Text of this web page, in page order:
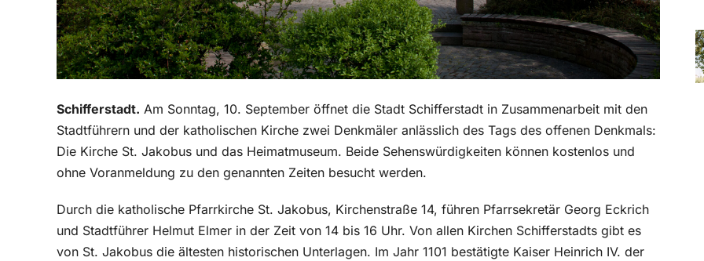
Schifferstadt. Am Sonntag, 10. September öffnet die Stadt Schifferstadt in Zusammenarbeit mit den
Stadtführern und der katholischen Kirche zwei Denkmäler anlässlich des Tags des offenen Denkmals:
Die Kirche St. Jakobus und das Heimatmuseum. Beide Sehenswürdigkeiten können kostenlos und
ohne Voranmeldung zu den genannten Zeiten besucht werden.
Durch die katholische Pfarrkirche St. Jakobus, Kirchenstraße 14, führen Pfarrsekretär Georg Eckrich
und Stadtführer Helmut Elmer in der Zeit von 14 bis 16 Uhr. Von allen Kirchen Schifferstadts gibt es
von St. Jakobus die ältesten historischen Unterlagen. Im Jahr 1101 bestätigte Kaiser Heinrich IV. der